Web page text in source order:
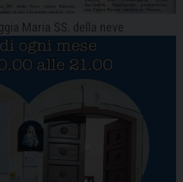
Maria SS. della neve